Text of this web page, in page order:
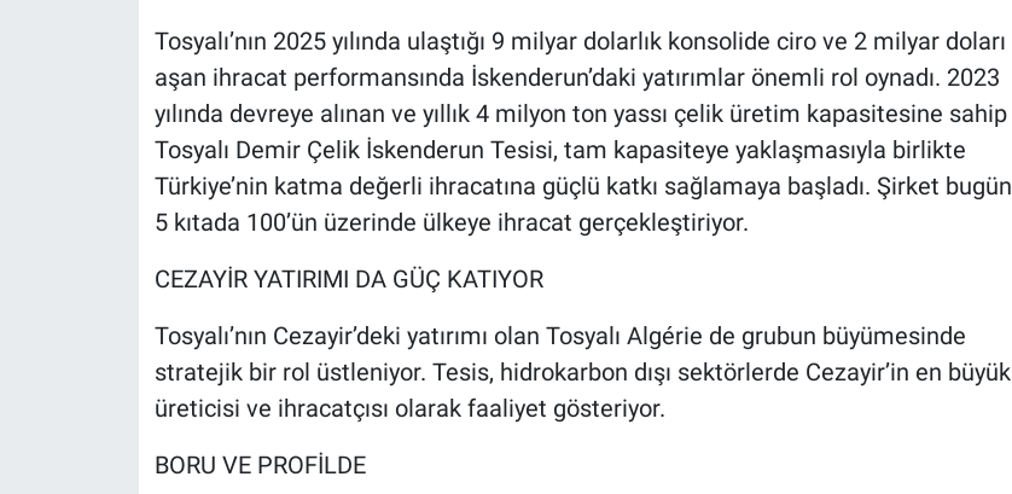
Tosyalı’nın 2025 yılında ulaştığı 9 milyar dolarlık konsolide ciro ve 2 milyar doları
aşan ihracat performansında İskenderun’daki yatırımlar önemli rol oynadı. 2023
yılında devreye alınan ve yıllık 4 milyon ton yassı çelik üretim kapasitesine sahip
Tosyalı Demir Çelik İskenderun Tesisi, tam kapasiteye yaklaşmasıyla birlikte
Türkiye’nin katma değerli ihracatına güçlü katkı sağlamaya başladı. Şirket bugün
5 kıtada 100’ün üzerinde ülkeye ihracat gerçekleştiriyor.
CEZAYİR YATIRIMI DA GÜÇ KATIYOR
Tosyalı’nın Cezayir’deki yatırımı olan Tosyalı Algérie de grubun büyümesinde
stratejik bir rol üstleniyor. Tesis, hidrokarbon dışı sektörlerde Cezayir’in en büyük
üreticisi ve ihracatçısı olarak faaliyet gösteriyor.
BORU VE PROFİLDE